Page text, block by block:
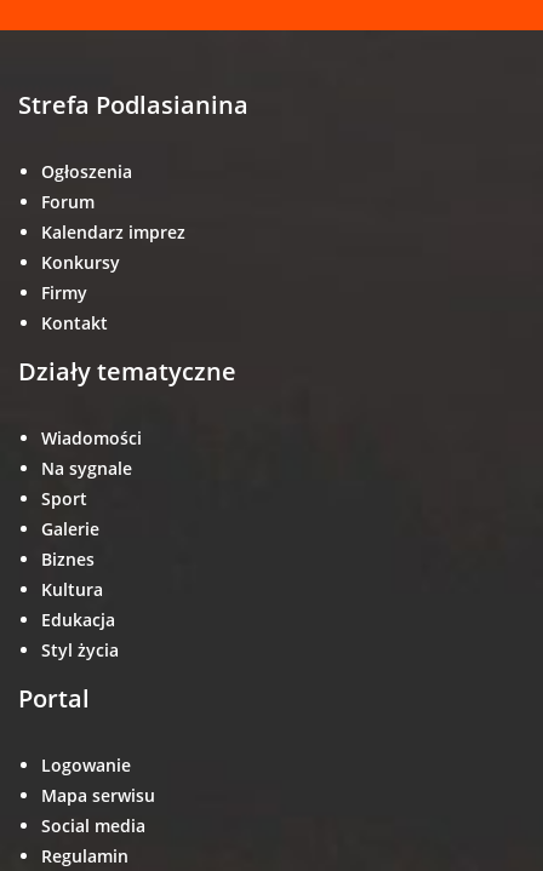
Strefa Podlasianina
Ogłoszenia
Forum
Kalendarz imprez
Konkursy
Firmy
Kontakt
Działy tematyczne
Wiadomości
Na sygnale
Sport
Galerie
Biznes
Kultura
Edukacja
Styl życia
Portal
Logowanie
Mapa serwisu
Social media
Regulamin